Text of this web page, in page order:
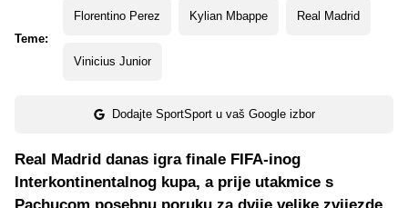
Teme:
Florentino Perez Kylian Mbappe Real Madrid
Vinicius Junior
Dodajte SportSport u vaš Google izbor
Real Madrid danas igra finale FIFA-inog
Interkontinentalnog kupa, a prije utakmice s
Pachucom posebnu poruku za dvije velike zvijezde